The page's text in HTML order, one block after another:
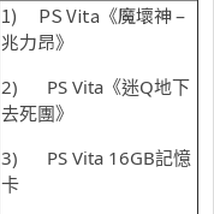
1) PS Vita《魔壞神 –
兆力昂》
2) PS Vita《迷Q地下
去死團》
3) PS Vita 16GB記憶
卡